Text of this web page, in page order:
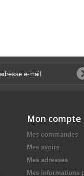
Mon compte
Mes commandes
Mes avoirs
Mes adresses
Mes informations